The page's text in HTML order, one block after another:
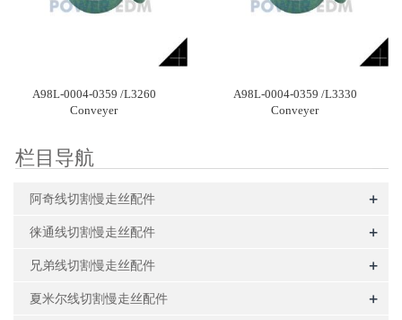
A98L-0004-0359 /L3260
Conveyer
A98L-0004-0359 /L3330
Conveyer
栏目导航
阿奇线切割慢走丝配件 +
徕通线切割慢走丝配件 +
兄弟线切割慢走丝配件 +
夏米尔线切割慢走丝配件 +